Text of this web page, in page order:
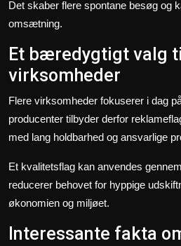
Det skaber flere spontane besøg og
omsætning.
Et bæredygtigt valg
virksomheder
Flere virksomheder fokuserer i dag
producenter tilbyder derfor
med lang holdbarhed og ansvarlige
Et kvalitetsflag kan anvendes
reducerer behovet for hyppige
økonomien og miljøet.
Interessante fakta